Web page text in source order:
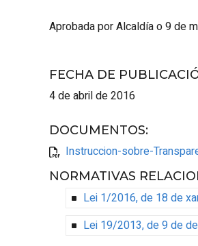
Aprobada por Alcaldía o 9 de
FECHA DE
4 de abril de 2016
DOCUMENTOS:
Instruccion-sobre-
NORMATIVAS
Lei 1/2016, de 18 de
Lei 19/2013, de 9 de